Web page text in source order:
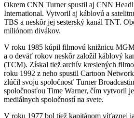
Okrem CNN Turner spustil aj CNN
International. Vytvoril aj káblovú a
TBS a neskôr jej sesterský kanál TNT.
miliónom divákov.
V roku 1985 kúpil filmovú knižnicu
a o deväť rokov neskôr založil káblový
(TCM). Získal tiež archív kreslených
roku 1992 z neho spustil Cartoon
zlúčil svoju spoločnosť Turner
spoločnosťou Time Warner, čím vytvoril
mediálnych spoločností na svete.
V roku 1977 bol tiež kapitánom víťaznej